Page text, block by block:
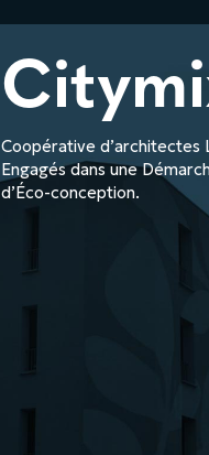
Coopérative d’architectes
Engagés dans une
d’Éco-conception.